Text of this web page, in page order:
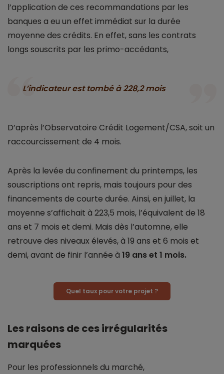
l’application de ces recommandations par les
banques a eu un effet immédiat sur la durée
moyenne des crédits. En effet, sans les contrats
longs souscrits par les primo-accédants,
L’indicateur est tombé à 228,2 mois
D’après l’Observatoire Crédit Logement/CSA, soit un
raccourcissement de 4 mois.
Après la levée du confinement du printemps, les
souscriptions ont repris, mais toujours pour des
financements de courte durée. Ainsi, en juillet, la
moyenne s’affichait à 223,5 mois, l’équivalent de 18
ans et 7 mois et demi. Mais dès l’automne, elle
retrouve des niveaux élevés, à 19 ans et 6 mois et
demi, avant de finir l’année à 19 ans et 1 mois.
Quel taux pour votre projet ?
Les raisons de ces irrégularités
marquées
Pour les professionnels du marché,